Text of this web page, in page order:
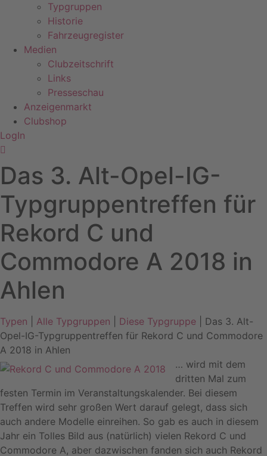
Typgruppen
Historie
Fahrzeugregister
Medien
Clubzeitschrift
Links
Presseschau
Anzeigenmarkt
Clubshop
LogIn
Das 3. Alt-Opel-IG-
Typgruppentreffen für
Rekord C und
Commodore A 2018 in
Ahlen
Typen Alle Typgruppen Diese Typgruppe | Das 3. Alt-
Opel-IG-Typgruppentreffen für Rekord C und Commodore
A 2018 in Ahlen
… wird mit dem
dritten Mal zum
festen Termin im Veranstaltungskalender. Bei diesem
Treffen wird sehr großen Wert darauf gelegt, dass sich
auch andere Modelle einreihen. So gab es auch in diesem
Jahr ein Tolles Bild aus (natürlich) vielen Rekord C und
Commodore A, aber dazwischen fanden sich auch Rekord